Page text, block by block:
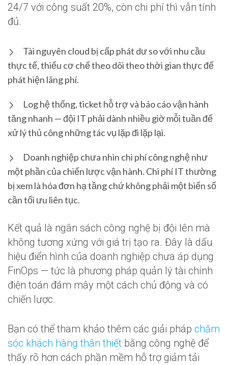
24/7 với công suất 20%, còn chi phí thì vẫn tính
đủ.
Tài nguyên cloud bị cấp phát dư so với nhu cầu
thực tế, thiếu cơ chế theo dõi theo thời gian thực để
phát hiện lãng phí.
Log hệ thống, ticket hỗ trợ và báo cáo vận hành
tăng nhanh — đội IT phải dành nhiều giờ mỗi tuần để
xử lý thủ công những tác vụ lặp đi lặp lại.
Doanh nghiệp chưa nhìn chi phí công nghệ như
một phần của chiến lược vận hành. Chi phí IT thường
bị xem là hóa đơn hạ tầng chứ không phải một biến số
cần tối ưu liên tục.
Kết quả là ngân sách công nghệ bị đội lên mà
không tương xứng với giá trị tạo ra. Đây là dấu
hiệu điển hình của doanh nghiệp chưa áp dụng
FinOps — tức là phương pháp quản lý tài chính
điện toán đám mây một cách chủ động và có
chiến lược.
Bạn có thể tham khảo thêm các giải pháp chăm
sóc khách hàng thân thiết bằng công nghệ để
thấy rõ hơn cách phần mềm hỗ trợ giảm tải